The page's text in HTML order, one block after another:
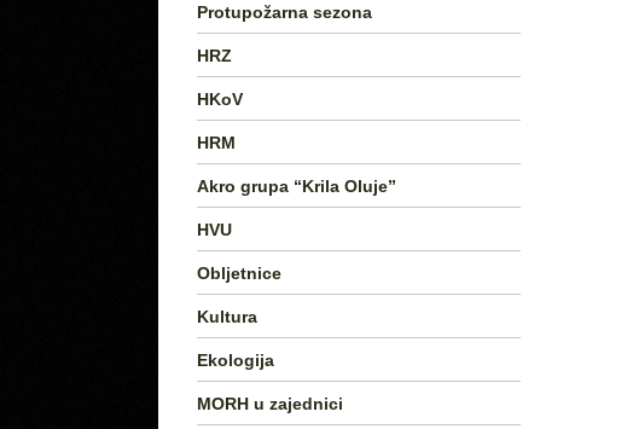
Protupožarna sezona
HRZ
HKoV
HRM
Akro grupa “Krila Oluje”
HVU
Obljetnice
Kultura
Ekologija
MORH u zajednici